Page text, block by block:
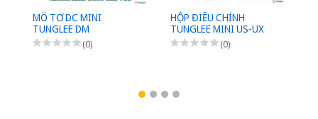
MÔ TƠ DC MINI
TUNGLEE DM
(0)
HỘP ĐIỀU CHỈNH
TUNGLEE MINI US-UX
(0)